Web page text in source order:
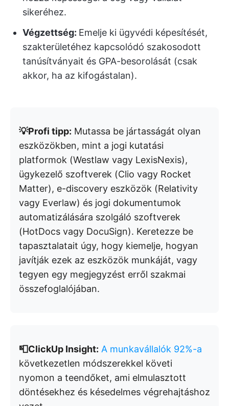
sikeréhez.
Végzettség: Emelje ki ügyvédi képesítését,
szakterületéhez kapcsolódó szakosodott
tanúsítványait és GPA-besorolását (csak
akkor, ha az kifogástalan).
💡Profi tipp: Mutassa be jártasságát olyan
eszközökben, mint a jogi kutatási
platformok (Westlaw vagy LexisNexis),
ügykezelő szoftverek (Clio vagy Rocket
Matter), e-discovery eszközök (Relativity
vagy Everlaw) és jogi dokumentumok
automatizálására szolgáló szoftverek
(HotDocs vagy DocuSign). Keretezze be
tapasztalatait úgy, hogy kiemelje, hogyan
javítják ezek az eszközök munkáját, vagy
tegyen egy megjegyzést erről szakmai
összefoglalójában.
📮ClickUp Insight: A munkavállalók 92%-a
következetlen módszerekkel követi
nyomon a teendőket, ami elmulasztott
döntésekhez és késedelmes végrehajtáshoz